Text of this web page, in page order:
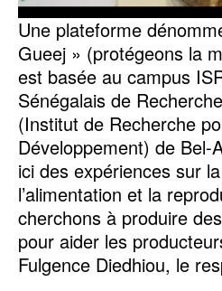
Une plateforme
Gueej » (protégeons la
est basée au campus
Sénégalais de
(Institut de Recherche
Développement) de Bel-
ici des expériences sur
l’alimentation et la
cherchons à produire
pour aider les
Fulgence Diedhiou, le